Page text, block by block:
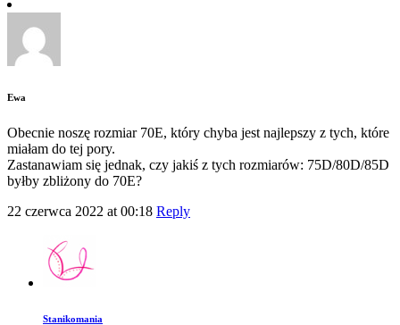
Ewa
Obecnie noszę rozmiar 70E, który chyba jest najlepszy z tych, które
miałam do tej pory.
Zastanawiam się jednak, czy jakiś z tych rozmiarów: 75D/80D/85D
byłby zbliżony do 70E?
22 czerwca 2022 at 00:18 Reply
Stanikomania